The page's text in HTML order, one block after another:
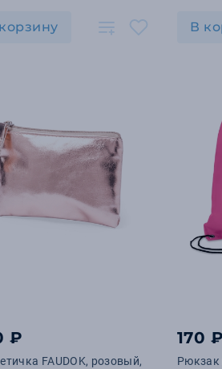
В
₽
FAUDOK, розовый,
170 ₽
Рюкзак